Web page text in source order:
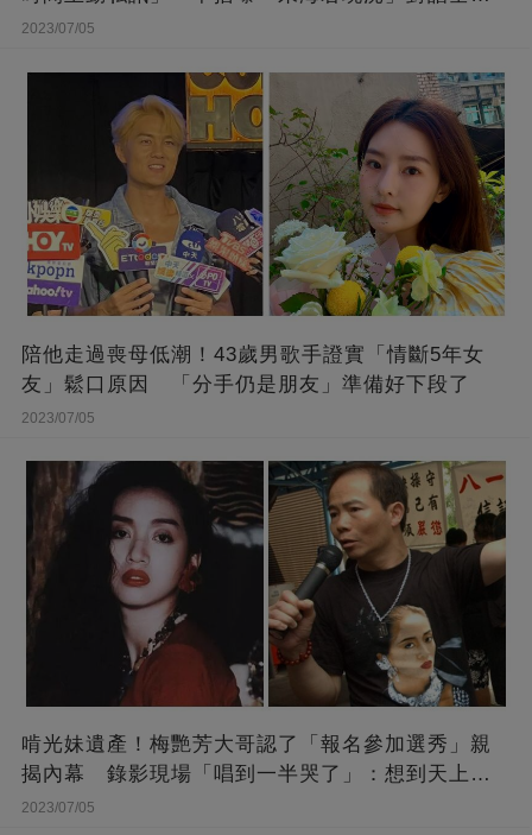
開
2023/07/05
陪他走過喪母低潮！43歲男歌手證實「情斷5年女
友」鬆口原因 「分手仍是朋友」準備好下段了
2023/07/05
啃光妹遺產！梅艷芳大哥認了「報名參加選秀」親
揭內幕 錄影現場「唱到一半哭了」：想到天上的
她
2023/07/05